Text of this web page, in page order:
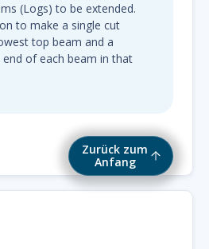
Zurück zum
Anfang
(Logs) to be extended.
to make a single cut
top beam and a
of each beam in that